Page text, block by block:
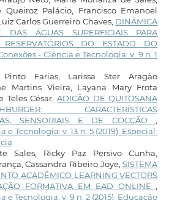
Palácio, Francisco Emanoel
Carlos Guerreiro Chaves, DINÂMICA
DAS ÁGUAS SUPERFICIAIS PARA
DO ESTADO DO
- Ciência e Tecnologia: v. 9 n. 1
Farias, Larissa Ster Aragão
Martins Vieira, Layana Mary Frota
Teles César,ADIÇÃO DE QUITOSANA
CARACTERÍSTICAS
SENSORIAIS E DE COCÇÃO,
e Tecnologia: v. 13 n. 5 (2019): Especial:
Sales, Ricky Paz Persivo Cunha,
Cassandra Ribeiro Joye,SISTEMA
ACADÊMICO LEARNING VECTORS
FORMATIVA EM EAD ONLINE,
e Tecnologia: v. 9 n. 2 (2015): Educação